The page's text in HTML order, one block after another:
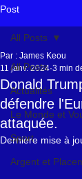
Post
All Posts
Actualités
Le Monde et
Sport
Argent et
All Posts
Donald
défendre
attaquée.
Par : James Keou
11 janv. 2024 3 min
Dernière mise à